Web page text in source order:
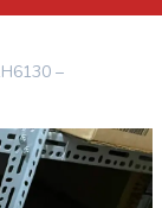
–